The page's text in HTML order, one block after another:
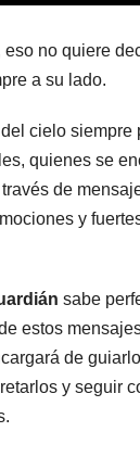
eso no quiere
a su lado.
cielo siempre
quienes se
de
y
sabe
estos
de
y seguir